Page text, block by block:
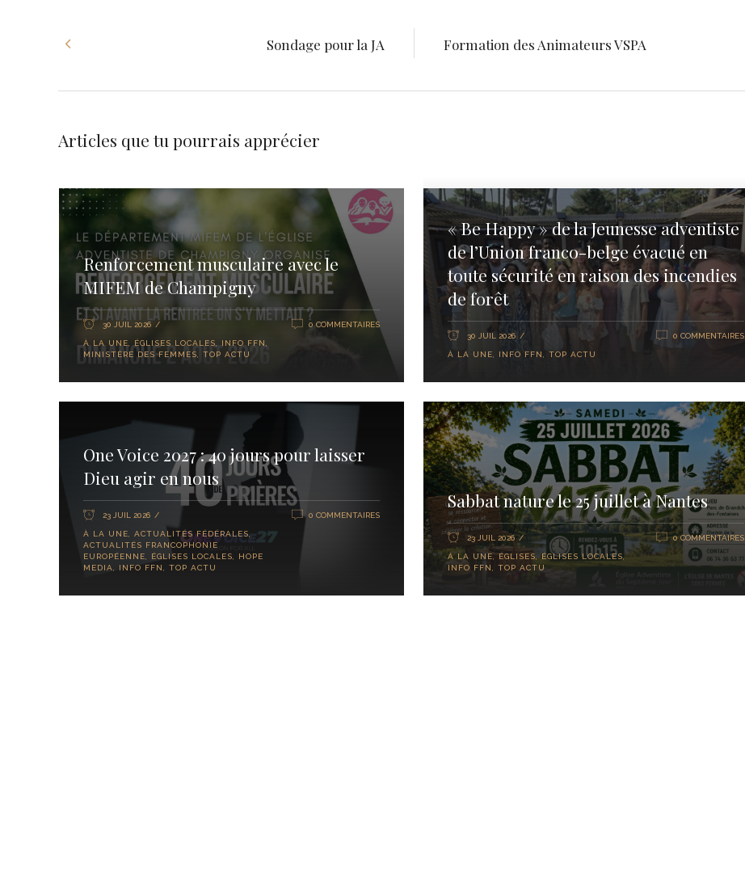
Sondage pour la JA Formation des Animateurs VSPA
Articles que tu pourrais apprécier
Renforcement musculaire avec le
MIFEM de Champigny
30 JUIL 2026
À LA UNE ÉGLISES LOCALES INFO FFN
MINISTÈRE DES FEMMES
TOP ACTU
0 COMMENTAIRES
« Be Happy » de la Jeunesse adventiste
de l’Union franco-belge évacué en
toute sécurité en raison des incendies
de forêt
30 JUIL 2026
À LA UNE INFO FFN TOP ACTU
0 COMMENTAIRES
One Voice 2027 : 40 jours pour laisser
Dieu agir en nous
23 JUIL 2026
À LA UNE, ACTUALITÉS FÉDÉRALES,
ACTUALITÉS FRANCOPHONIE
EUROPÉENNE, ÉGLISES LOCALES,
HOPE
MEDIA, INFO FFN , TOP ACTU
0 COMMENTAIRES
Sabbat nature le 25 juillet à Nantes
23 JUIL 2026
À LA UNE,ÉGLISES, ÉGLISES LOCALES,
INFO FFN , TOP ACTU
0 COMMENTAIRES